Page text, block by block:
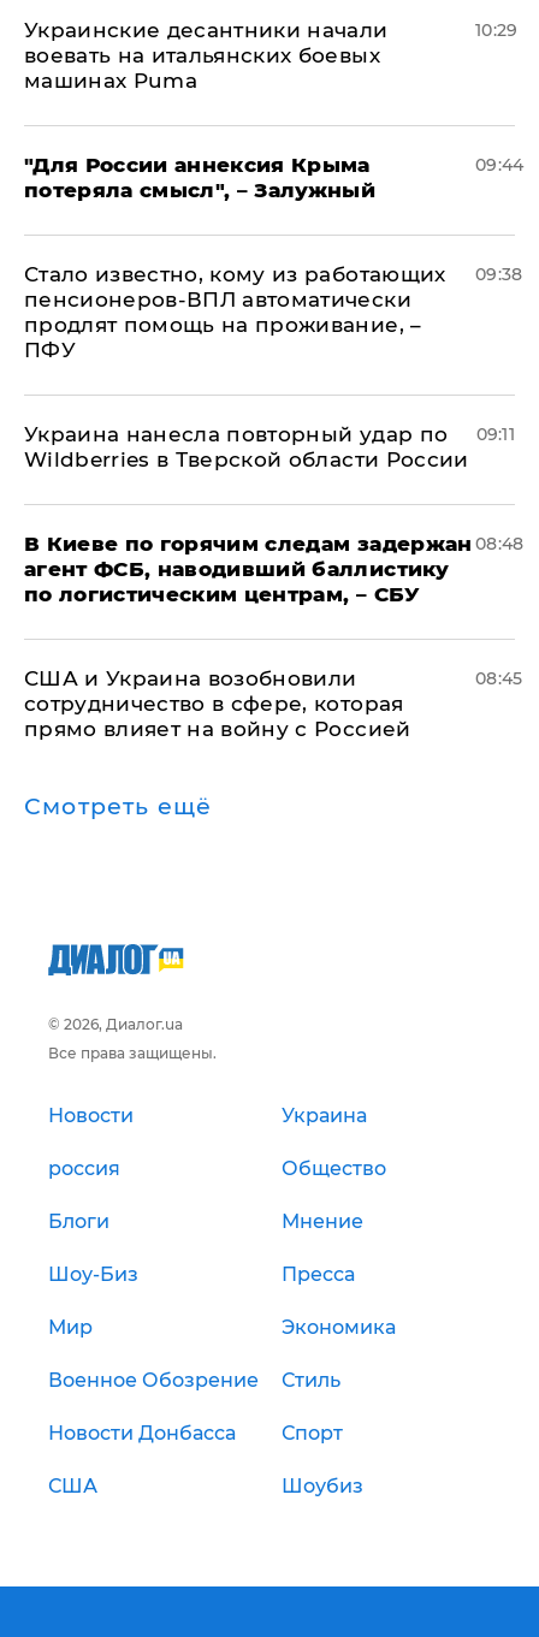
Украинские десантники начали
воевать на итальянских боевых
машинах Puma
10:29
"Для России аннексия Крыма
потеряла смысл", – Залужный
09:44
Стало известно, кому из работающих
пенсионеров-ВПЛ автоматически
продлят помощь на проживание, –
ПФУ
09:38
Украина нанесла повторный удар по
Wildberries в Тверской области России
09:11
В Киеве по горячим следам задержан
агент ФСБ, наводивший баллистику
по логистическим центрам, – СБУ
08:48
США и Украина возобновили
сотрудничество в сфере, которая
прямо влияет на войну с Россией
08:45
Смотреть ещё
© 2026, Диалог.ua
Все права защищены.
Новости Украина
россия Общество
Блоги Мнение
Шоу-Биз Пресса
Мир Экономика
Военное Обозрение Стиль
Новости Донбасса Спорт
США Шоубиз